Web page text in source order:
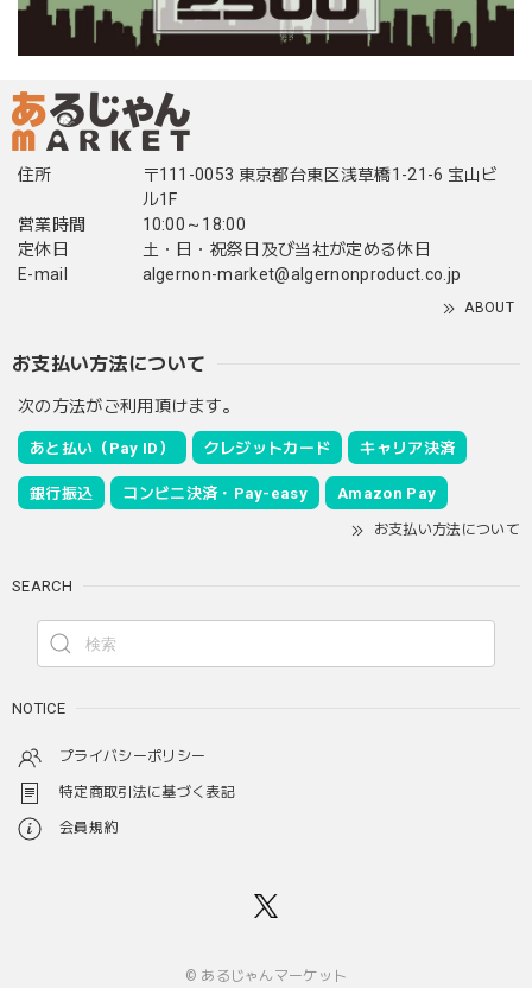
住所
〒111-0053 東京都台東区浅草橋1-21-6 宝山ビ
ル1F
営業時間
10:00～18:00
定休日
土・日・祝祭日及び当社が定める休日
E-mail
algernon-market@algernonproduct.co.jp
ABOUT
お支払い方法について
次の方法がご利用頂けます。
あと払い（Pay ID） クレジットカード キャリア決済
銀行振込 コンビニ決済・Pay-easy Amazon Pay
お支払い方法について
SEARCH
NOTICE
プライバシーポリシー
特定商取引法に基づく表記
会員規約
© あるじゃんマーケット